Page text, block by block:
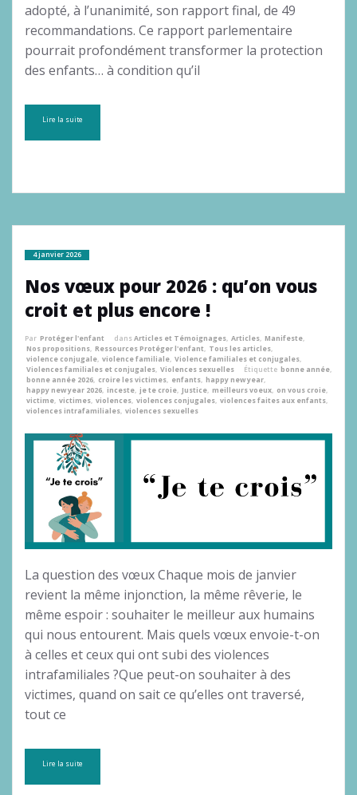
adopté, à l’unanimité, son rapport final, de 49
recommandations. Ce rapport parlementaire
pourrait profondément transformer la protection
des enfants… à condition qu’il
Lire la suite
4 janvier 2026
Nos vœux pour 2026 : qu’on vous
croit et plus encore !
Par Protéger l'enfant dansArticles et Témoignages, Articles, Manifeste,
Nos propositions, Ressources Protéger l'enfant, Tous les articles,
violence conjugale, violence familiale, Violence familiales et conjugales,
Violences familiales et conjugales, Violences sexuelles Étiquette bonne année,
bonne année 2026, croire les victimes, enfants, happy new year,
happy new year 2026, inceste, je te croie, Justice, meilleurs voeux, on vous croie,
victime, victimes, violences, violences conjugales, violences faites aux enfants,
violences intrafamiliales, violences sexuelles
La question des vœux Chaque mois de janvier
revient la même injonction, la même rêverie, le
même espoir : souhaiter le meilleur aux humains
qui nous entourent. Mais quels vœux envoie-t-on
à celles et ceux qui ont subi des violences
intrafamiliales ?Que peut-on souhaiter à des
victimes, quand on sait ce qu’elles ont traversé,
tout ce
Lire la suite